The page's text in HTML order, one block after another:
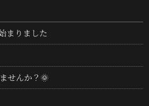
まりました
せんか？🌞